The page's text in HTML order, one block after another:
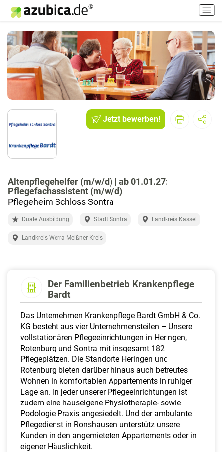
H
a
u
p
t
m
e
n
ü
i
Jetzt bewerben!
Altenpflegehelfer (m/w/d) | ab 01.01.27:
Pflegefachassistent (m/w/d)
Pflegeheim Schloss Sontra
Duale Ausbildung Stadt Sontra Landkreis Kassel
Landkreis Werra-Meißner-Kreis
Der Familienbetrieb Krankenpflege
Bardt
Das Unternehmen Krankenpflege Bardt GmbH & Co.
KG besteht aus vier Unternehmensteilen – Unsere
vollstationären Pflegeeinrichtungen in Heringen,
Rotenburg und Sontra mit insgesamt 182
Pflegeplätzen. Die Standorte Heringen und
Rotenburg bieten darüber hinaus auch betreutes
Wohnen in komfortablen Appartements in ruhiger
Lage an. In jeder unserer Pflegeeinrichtungen ist
zudem eine hauseigene Physiotherapie- sowie
Podologie Praxis angesiedelt. Und der ambulante
Pflegedienst in Ronshausen unterstütz unsere
Kunden in den angemieteten Appartements oder in
eigener Häuslichkeit.